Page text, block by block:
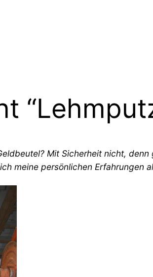
Mit Sicherheit nicht,
meine persönlichen Erfahrungen